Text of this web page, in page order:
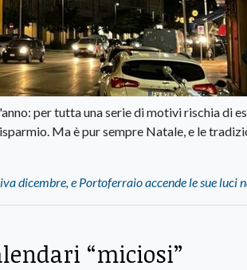
per tutta una serie di motivi rischia di
Ma è pur sempre Natale, e le
dicembre, e Portoferraio accende le sue luci
“miciosi”